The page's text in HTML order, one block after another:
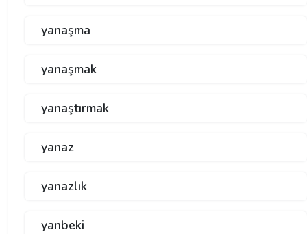
yanaşma
yanaşmak
yanaştırmak
yanaz
yanazlık
yanbeki